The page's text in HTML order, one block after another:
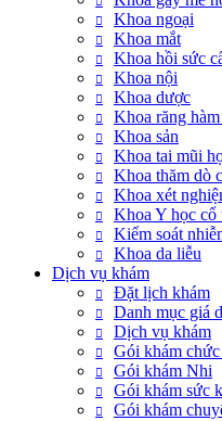
Khoa ngoại
Khoa mắt
Khoa hồi sức
Khoa nội
Khoa dược
Khoa răng
Khoa sản
Khoa tai mũi
Khoa thăm dò
Khoa xét
Khoa Y học cổ
Kiểm soát
Khoa da liễu
Dịch vụ khám
Đặt lịch khám
Danh mục giá
Dịch vụ khám
Gói khám
Gói khám Nhi
Gói khám sức
Gói khám